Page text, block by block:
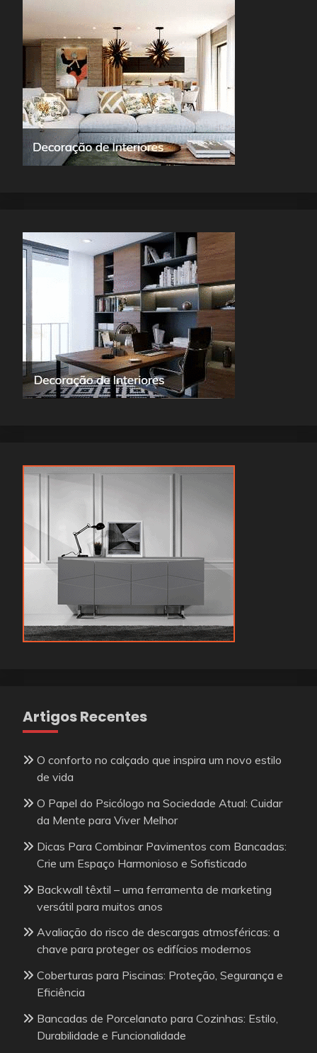
Artigos Recentes
O conforto no calçado que inspira um novo estilo
de vida
O Papel do Psicólogo na Sociedade Atual: Cuidar
da Mente para Viver Melhor
Dicas Para Combinar Pavimentos com Bancadas:
Crie um Espaço Harmonioso e Sofisticado
Backwall têxtil – uma ferramenta de marketing
versátil para muitos anos
Avaliação do risco de descargas atmosféricas: a
chave para proteger os edifícios modernos
Coberturas para Piscinas: Proteção, Segurança e
Eficiência
Bancadas de Porcelanato para Cozinhas: Estilo,
Durabilidade e Funcionalidade